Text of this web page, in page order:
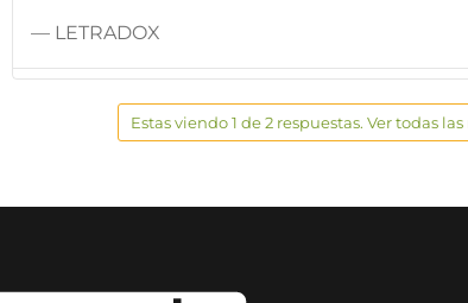
— LETRADOX
Estas viendo 1 de 2 respuestas. Ver todas